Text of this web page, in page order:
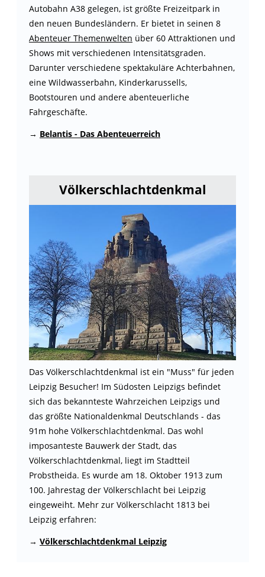
Autobahn A38 gelegen, ist größte Freizeitpark in
den neuen Bundesländern. Er bietet in seinen 8
Abenteuer Themenwelten über 60 Attraktionen und
Shows mit verschiedenen Intensitätsgraden.
Darunter verschiedene spektakuläre Achterbahnen,
eine Wildwasserbahn, Kinderkarussells,
Bootstouren und andere abenteuerliche
Fahrgeschäfte.
→ Belantis - Das Abenteuerreich
Völkerschlachtdenkmal
Das Völkerschlachtdenkmal ist ein "Muss" für jeden
Leipzig Besucher! Im Südosten Leipzigs befindet
sich das bekannteste Wahrzeichen Leipzigs und
das größte Nationaldenkmal Deutschlands - das
91m hohe Völkerschlachtdenkmal. Das wohl
imposanteste Bauwerk der Stadt, das
Völkerschlachtdenkmal, liegt im Stadtteil
Probstheida. Es wurde am 18. Oktober 1913 zum
100. Jahrestag der Völkerschlacht bei Leipzig
eingeweiht. Mehr zur Völkerschlacht 1813 bei
Leipzig erfahren:
→ Völkerschlachtdenkmal Leipzig